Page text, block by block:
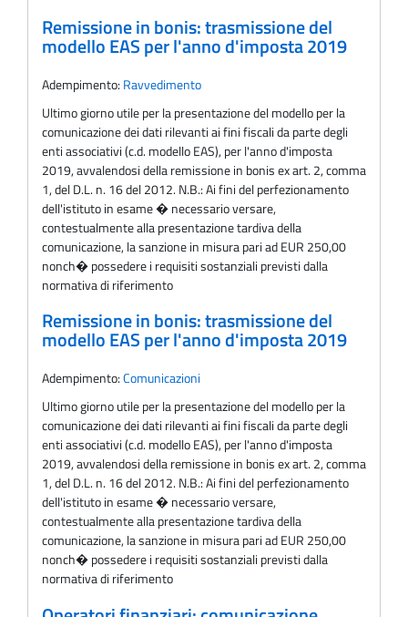
Remissione in bonis: trasmissione del
modello EAS per l'anno d'imposta 2019
Adempimento: Ravvedimento
Ultimo giorno utile per la presentazione del modello per la
comunicazione dei dati rilevanti ai fini fiscali da parte degli
enti associativi (c.d. modello EAS), per l'anno d'imposta
2019, avvalendosi della remissione in bonis ex art. 2, comma
1, del D.L. n. 16 del 2012. N.B.: Ai fini del perfezionamento
dell'istituto in esame � necessario versare,
contestualmente alla presentazione tardiva della
comunicazione, la sanzione in misura pari ad EUR 250,00
nonch� possedere i requisiti sostanziali previsti dalla
normativa di riferimento
Remissione in bonis: trasmissione del
modello EAS per l'anno d'imposta 2019
Adempimento:Comunicazioni
Ultimo giorno utile per la presentazione del modello per la
comunicazione dei dati rilevanti ai fini fiscali da parte degli
enti associativi (c.d. modello EAS), per l'anno d'imposta
2019, avvalendosi della remissione in bonis ex art. 2, comma
1, del D.L. n. 16 del 2012. N.B.: Ai fini del perfezionamento
dell'istituto in esame � necessario versare,
contestualmente alla presentazione tardiva della
comunicazione, la sanzione in misura pari ad EUR 250,00
nonch� possedere i requisiti sostanziali previsti dalla
normativa di riferimento